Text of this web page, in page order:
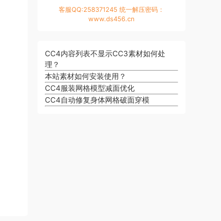
客服QQ:258371245 统一解压密码：
www.ds456.cn
CC4内容列表不显示CC3素材如何处
理？
本站素材如何安装使用？
CC4服装网格模型减面优化
CC4自动修复身体网格破面穿模